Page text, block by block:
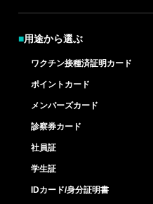
■用途から選ぶ
ワクチン接種済証明カード
ポイントカード
メンバーズカード
診察券カード
社員証
学生証
IDカード/身分証明書